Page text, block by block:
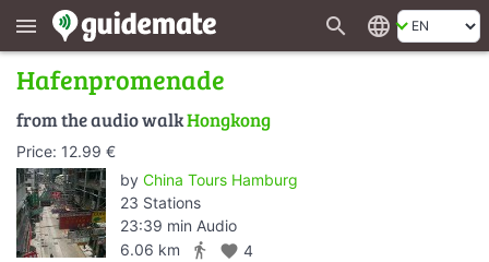
menu search language
Hafenpromenade
from the audio walkHongkong
Price: 12.99 €
by China Tours Hamburg
23 Stations
23:39 min Audio
6.06 km
directions_walk favorite 4